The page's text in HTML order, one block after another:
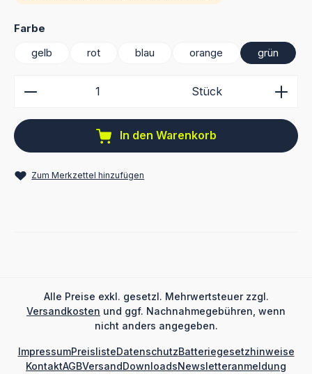
Farbe
gelb
rot blau orange grün
Produkt Anzahl: Gib den gewünschten Wert ein
Stück
In den Warenkorb
Zum Merkzettel hinzufügen
Alle Preise exkl. gesetzl. Mehrwertsteuer zzgl.
Versandkosten und ggf. Nachnahmegebühren, wenn
nicht anders angegeben.
ImpressumPreislisteDatenschutzBatteriegesetzhinweise
KontaktAGBVersandDownloadsNewsletteranmeldung